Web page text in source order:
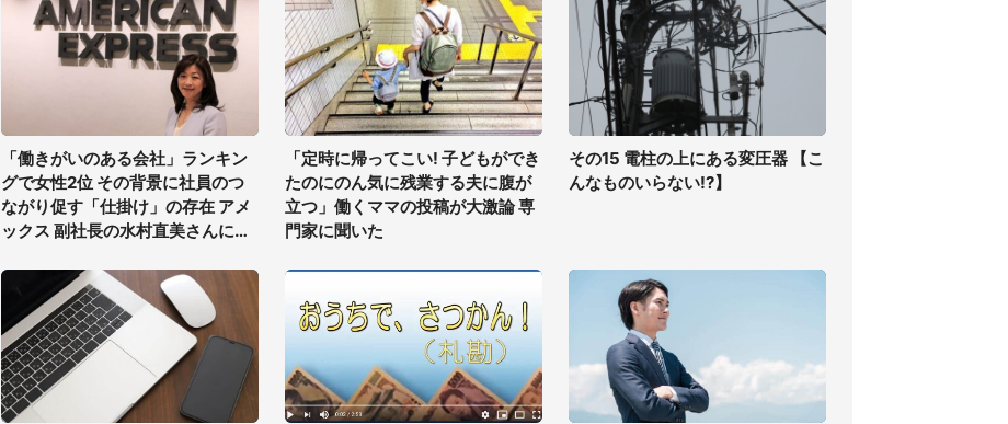
「働きがいのある会社」ランキン
グで女性2位 その背景に社員のつ
ながり促す「仕掛け」の存在 アメ
ックス 副社長の水村直美さんに聞
「定時に帰ってこい! 子どもができ
たのにのん気に残業する夫に腹が
立つ」働くママの投稿が大激論 専
門家に聞いた
その15 電柱の上にある変圧器 【こ
んなものいらない!?】